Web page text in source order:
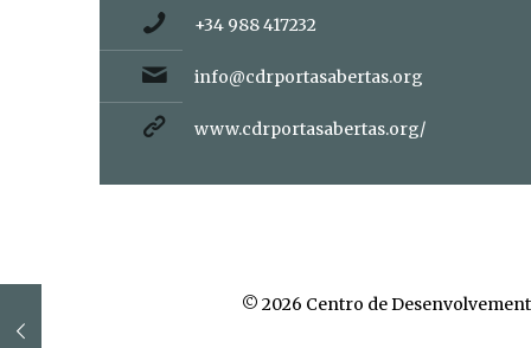
+34 988 417232
info@cdrportasabertas.org
www.cdrportasabertas.org/
© 2026 Centro de